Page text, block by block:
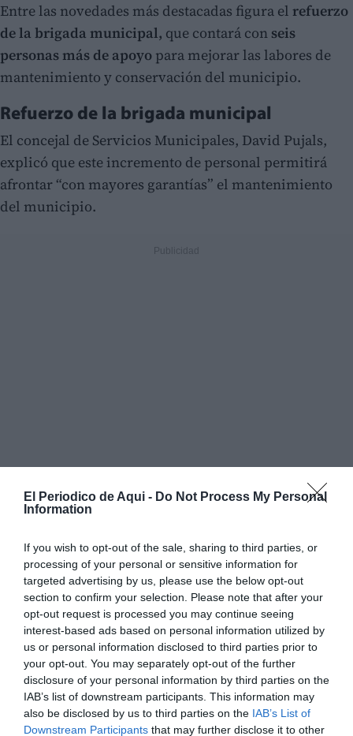
El Periodico de Aqui - Do Not Process My Personal
Information
If you wish to opt-out of the sale, sharing to third parties, or
processing of your personal or sensitive information for
targeted advertising by us, please use the below opt-out
section to confirm your selection. Please note that after your
opt-out request is processed you may continue seeing
interest-based ads based on personal information utilized by
us or personal information disclosed to third parties prior to
your opt-out. You may separately opt-out of the further
disclosure of your personal information by third parties on the
IAB’s list of downstream participants. This information may
also be disclosed by us to third parties on the IAB’s List of
Downstream Participants that may further disclose it to other
Entre las novedades más destacadas figura el refuerzo
de la brigada municipal, que contará con seis
personas más de apoyo para mejorar las labores de
mantenimiento y conservación del municipio.
Refuerzo de la brigada municipal
El concejal de Servicios Municipales, David Pujals,
explicó que este incremento de personal permitirá
afrontar “con mayores garantías” el mantenimiento
del municipio.